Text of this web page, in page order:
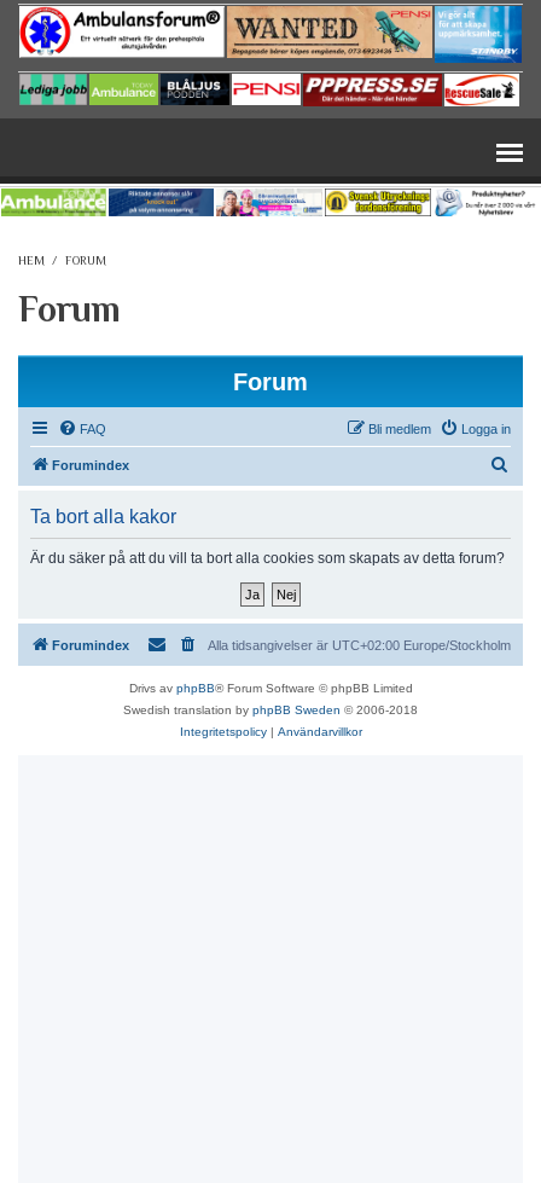
Hoppa till huvudinnehåll
HEM / FORUM
Forum